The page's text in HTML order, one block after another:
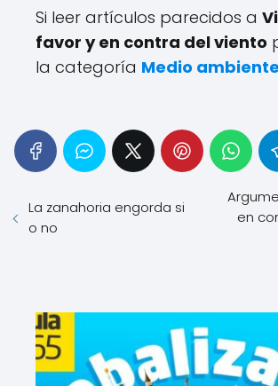
Si leer artículos parecidos a
favor y en contra del viento
la categoría Medio ambiente
La zanahoria engorda si
o no
en